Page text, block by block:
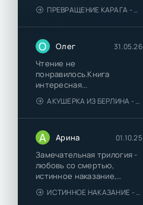
ПРЕВРАЩЕНИЕ КАРАГА - КАТЯ БРАНДИС
О Олег 31.05.26
Чтение не
понравилось.Книга
интересная...
АКУШЕРКА ИЗ БЕРЛИНА - АННА СТЮАРТ
А Арина 01.10.25
Замечательная трилогия -
любовь со смертью,
истинное наказание,
любимая для монстра -
понравились
ИСТИННОЕ НАКАЗАНИЕ - ОЛЬГА ГУСЕЙНОВА